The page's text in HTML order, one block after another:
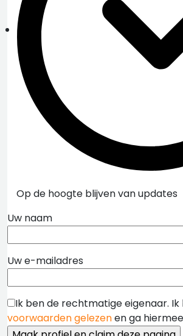
Op de hoogte blijven van updates
Uw naam
Uw e-mailadres
Ik ben de rechtmatige eigenaar. Ik
voorwaarden gelezenen ga